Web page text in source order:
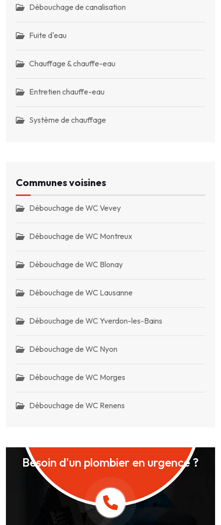
Débouchage de canalisation
Fuite d'eau
Chauffage & chauffe-eau
Entretien chauffe-eau
Système de chauffage
Communes voisines
Débouchage de WC Vevey
Débouchage de WC Montreux
Débouchage de WC Blonay
Débouchage de WC Lausanne
Débouchage de WC Yverdon-les-Bains
Débouchage de WC Nyon
Débouchage de WC Morges
Débouchage de WC Renens
Besoin d'un plombier en urgence ?